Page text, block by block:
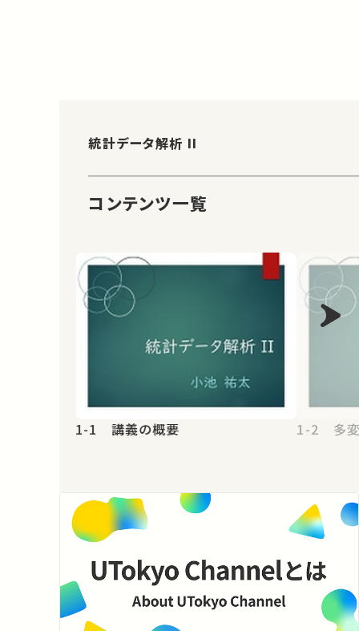
統計データ解析 II
コンテンツ一覧
1-1 講義の概要 1-2 多変